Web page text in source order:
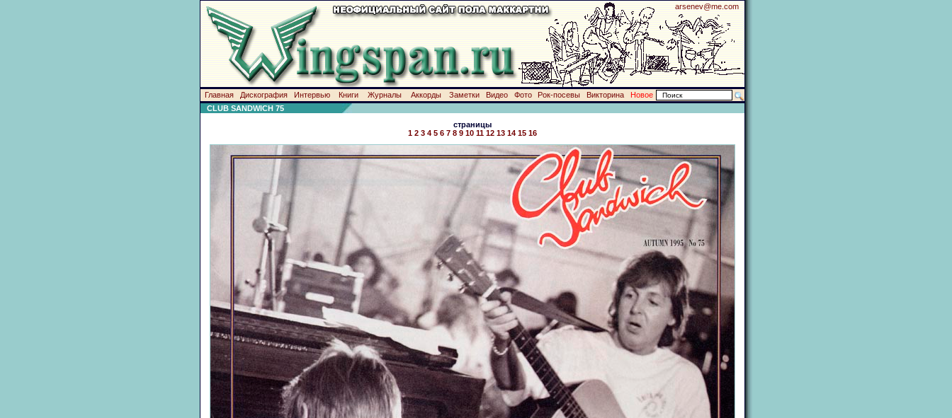
arsenev@me.com
Главная Дискография Интервью Книги Журналы Аккорды Заметки Видео Фото Рок-посевы Викторина
Новое
CLUB SANDWICH 75
страницы
1 2 3 4 5 6 7 8 9 10 11 12 13 14 15 16